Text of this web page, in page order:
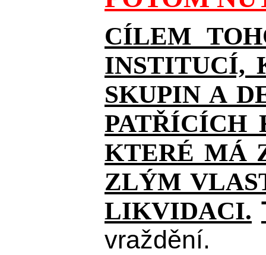
CÍLEM
INSTITUCÍ,
SKUPIN A
PATŘÍCÍCH
KTERÉ MÁ
ZLÝM
LIKVIDACI.
vraždění.